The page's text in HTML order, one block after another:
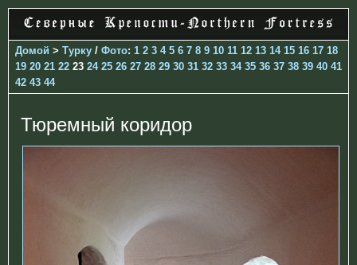
Домой > Турку / Фото: 1 2 3 4 5 6 7 8 9 10 11 12 13 14 15 16 17 18
19 20 21 22 23 24 25 26 27 28 29 30 31 32 33 34 35 36 37 38 39 40 41
42 43 44
Тюремный коридор